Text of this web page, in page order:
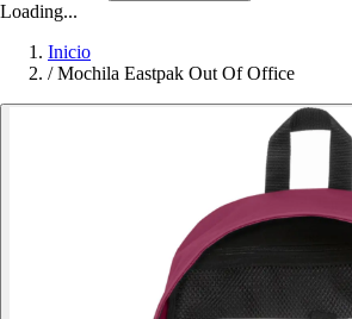
Loading...
Inicio
/ Mochila Eastpak Out Of Office